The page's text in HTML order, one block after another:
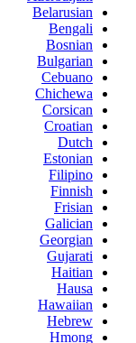
Belarusian
Bengali
Bosnian
Bulgarian
Cebuano
Chichewa
Corsican
Croatian
Dutch
Estonian
Filipino
Finnish
Frisian
Galician
Georgian
Gujarati
Haitian
Hausa
Hawaiian
Hebrew
Hmong